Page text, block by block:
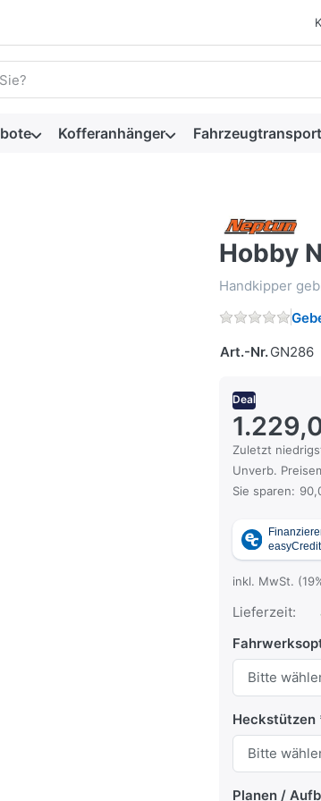
ein. Während Sie tippen, erscheinen
Kofferanhänger
Hobby
Handkipper
Art.-Nr.GN286
Deal
Zuletzt
Es handelt
Unverb.
Die UVP ist
Sie sparen:
inkl. MwSt.
Lieferzeit:
Heckstützen
Planen /